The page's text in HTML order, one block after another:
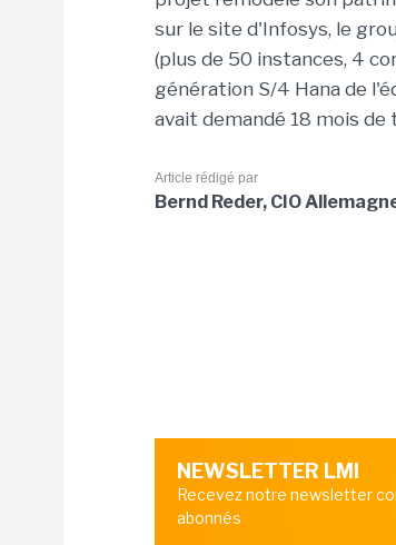
sur le site d'Infosys, le
(plus de 50 instances, 4
génération S/4 Hana de
avait demandé 18 mois
Article rédigé par
Bernd Reder, CIO
NEWSLETTER LMI
Recevez notre newsletter
abonnés